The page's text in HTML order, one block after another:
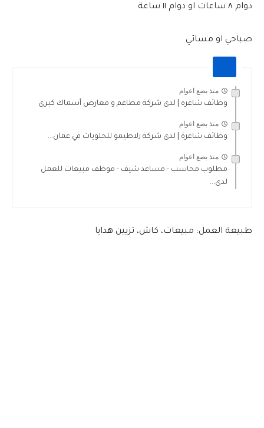
دوام ٨ ساعات او دوام ١١ ساعة
صباحي او مسائي
منذ بضع اعوام
وظائف شاغره | لدى شركة مطاعم و معارض أسماك كبرى
منذ بضع اعوام
وظائف شاغرة | لدى شركة زلاطيمو للحلويات في عمان...
منذ بضع اعوام
مطلوب محاسب - مساعد شيف - موظف مبيعات للعمل
لدى...
طبيعة العمل: مبيعات، كاش، تزيين هدايا